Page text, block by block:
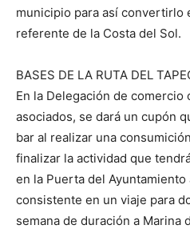
municipio para así convertirlo
referente de la Costa del Sol.
BASES DE LA RUTA DEL
En la Delegación de
asociados, se dará un cupón
bar al realizar una
finalizar la actividad que
en la Puerta del Ayuntamiento
consistente en un viaje para
semana de duración a Marina